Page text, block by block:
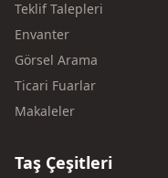
Teklif Talepleri
Envanter
Görsel Arama
Ticari Fuarlar
Makaleler
Taş Çeşitleri